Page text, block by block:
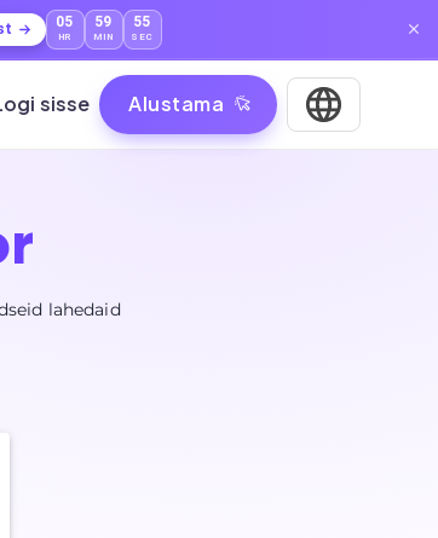
05
HR
59
MIN
54
SEC
sisse Alustama
lahedaid